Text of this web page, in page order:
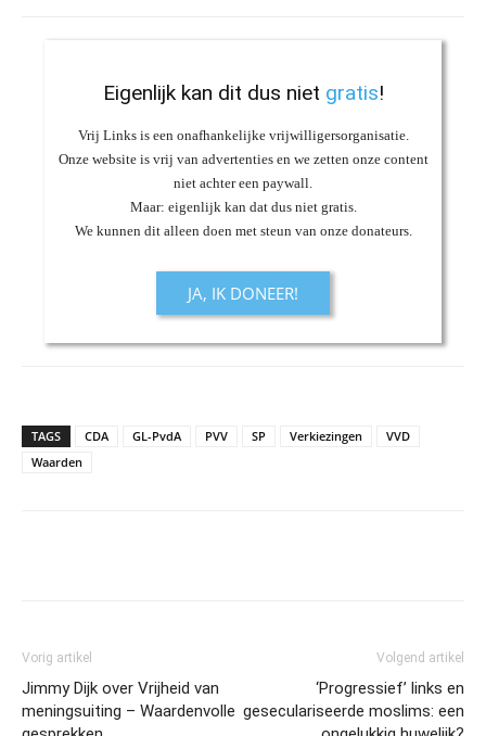
Eigenlijk kan dit dus niet gratis!
Vrij Links is een onafhankelijke vrijwilligersorganisatie.
Onze website is vrij van advertenties en we zetten onze content
niet achter een paywall.
Maar: eigenlijk kan dat dus niet gratis.
We kunnen dit alleen doen met steun van onze donateurs.
JA, IK DONEER!
TAGS CDA GL-PvdA PVV SP Verkiezingen
VVD
Waarden
Vorig artikel
Jimmy Dijk over Vrijheid van
meningsuiting – Waardenvolle
Volgend artikel
‘Progressief’ links en
geseculariseerde moslims: een